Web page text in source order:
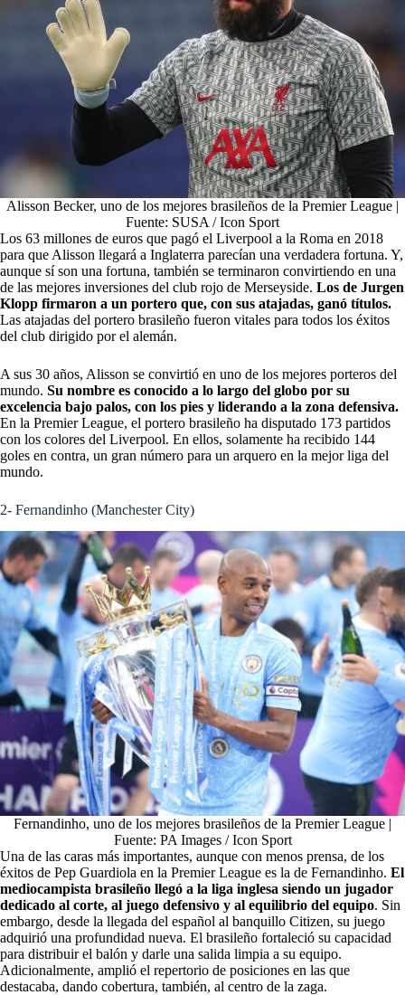
Alisson Becker, uno de los mejores brasileños de la Premier League |
Fuente: SUSA / Icon Sport
Los 63 millones de euros que pagó el Liverpool a la Roma en 2018
para que Alisson llegará a Inglaterra parecían una verdadera fortuna. Y,
aunque sí son una fortuna, también se terminaron convirtiendo en una
de las mejores inversiones del club rojo de Merseyside. Los de Jurgen
Klopp firmaron a un portero que, con sus atajadas, ganó títulos.
Las atajadas del portero brasileño fueron vitales para todos los éxitos
del club dirigido por el alemán.
A sus 30 años, Alisson se convirtió en uno de los mejores porteros del
mundo. Su nombre es conocido a lo largo del globo por su
excelencia bajo palos, con los pies y liderando a la zona defensiva.
En la Premier League, el portero brasileño ha disputado 173 partidos
con los colores del Liverpool. En ellos, solamente ha recibido 144
goles en contra, un gran número para un arquero en la mejor liga del
mundo.
2- Fernandinho (Manchester City)
Fernandinho, uno de los mejores brasileños de la Premier League |
Fuente: PA Images / Icon Sport
Una de las caras más importantes, aunque con menos prensa, de los
éxitos de Pep Guardiola en la Premier League es la de Fernandinho. El
mediocampista brasileño llegó a la liga inglesa siendo un jugador
dedicado al corte, al juego defensivo y al equilibrio del equipo. Sin
embargo, desde la llegada del español al banquillo Citizen, su juego
adquirió una profundidad nueva. El brasileño fortaleció su capacidad
para distribuir el balón y darle una salida limpia a su equipo.
Adicionalmente, amplió el repertorio de posiciones en las que
destacaba, dando cobertura, también, al centro de la zaga.